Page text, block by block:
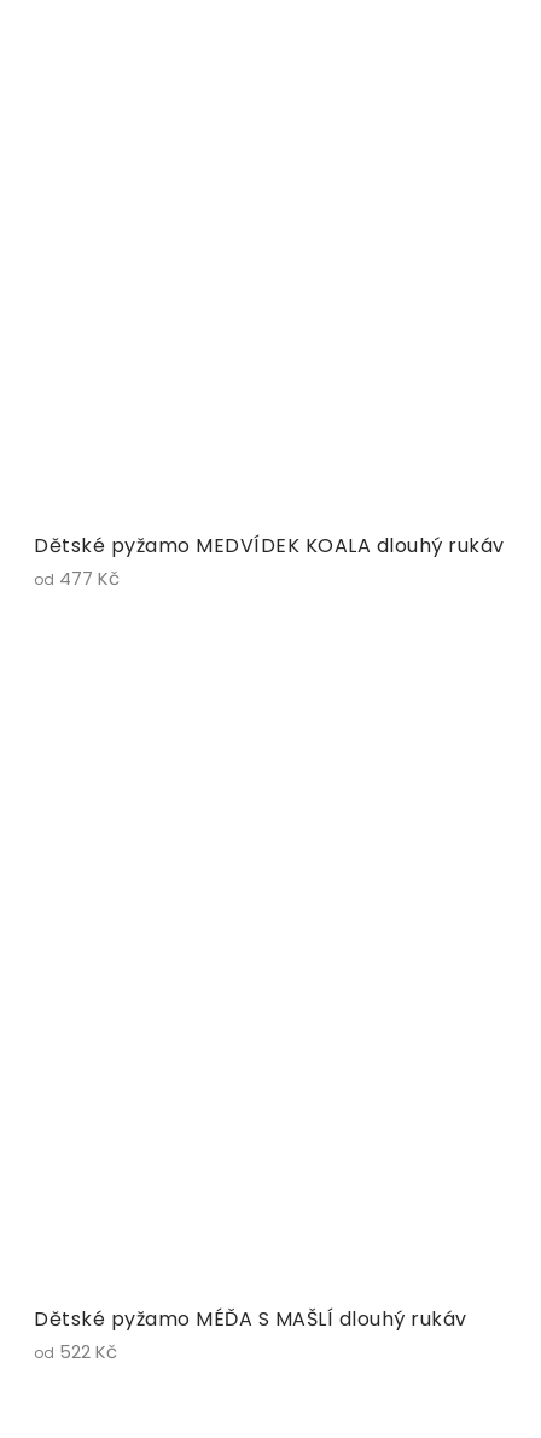
Dětské pyžamo MEDVÍDEK KOALA dlouhý rukáv
od 477 Kč
Dětské pyžamo MÉĎA S MAŠLÍ dlouhý rukáv
od 522 Kč